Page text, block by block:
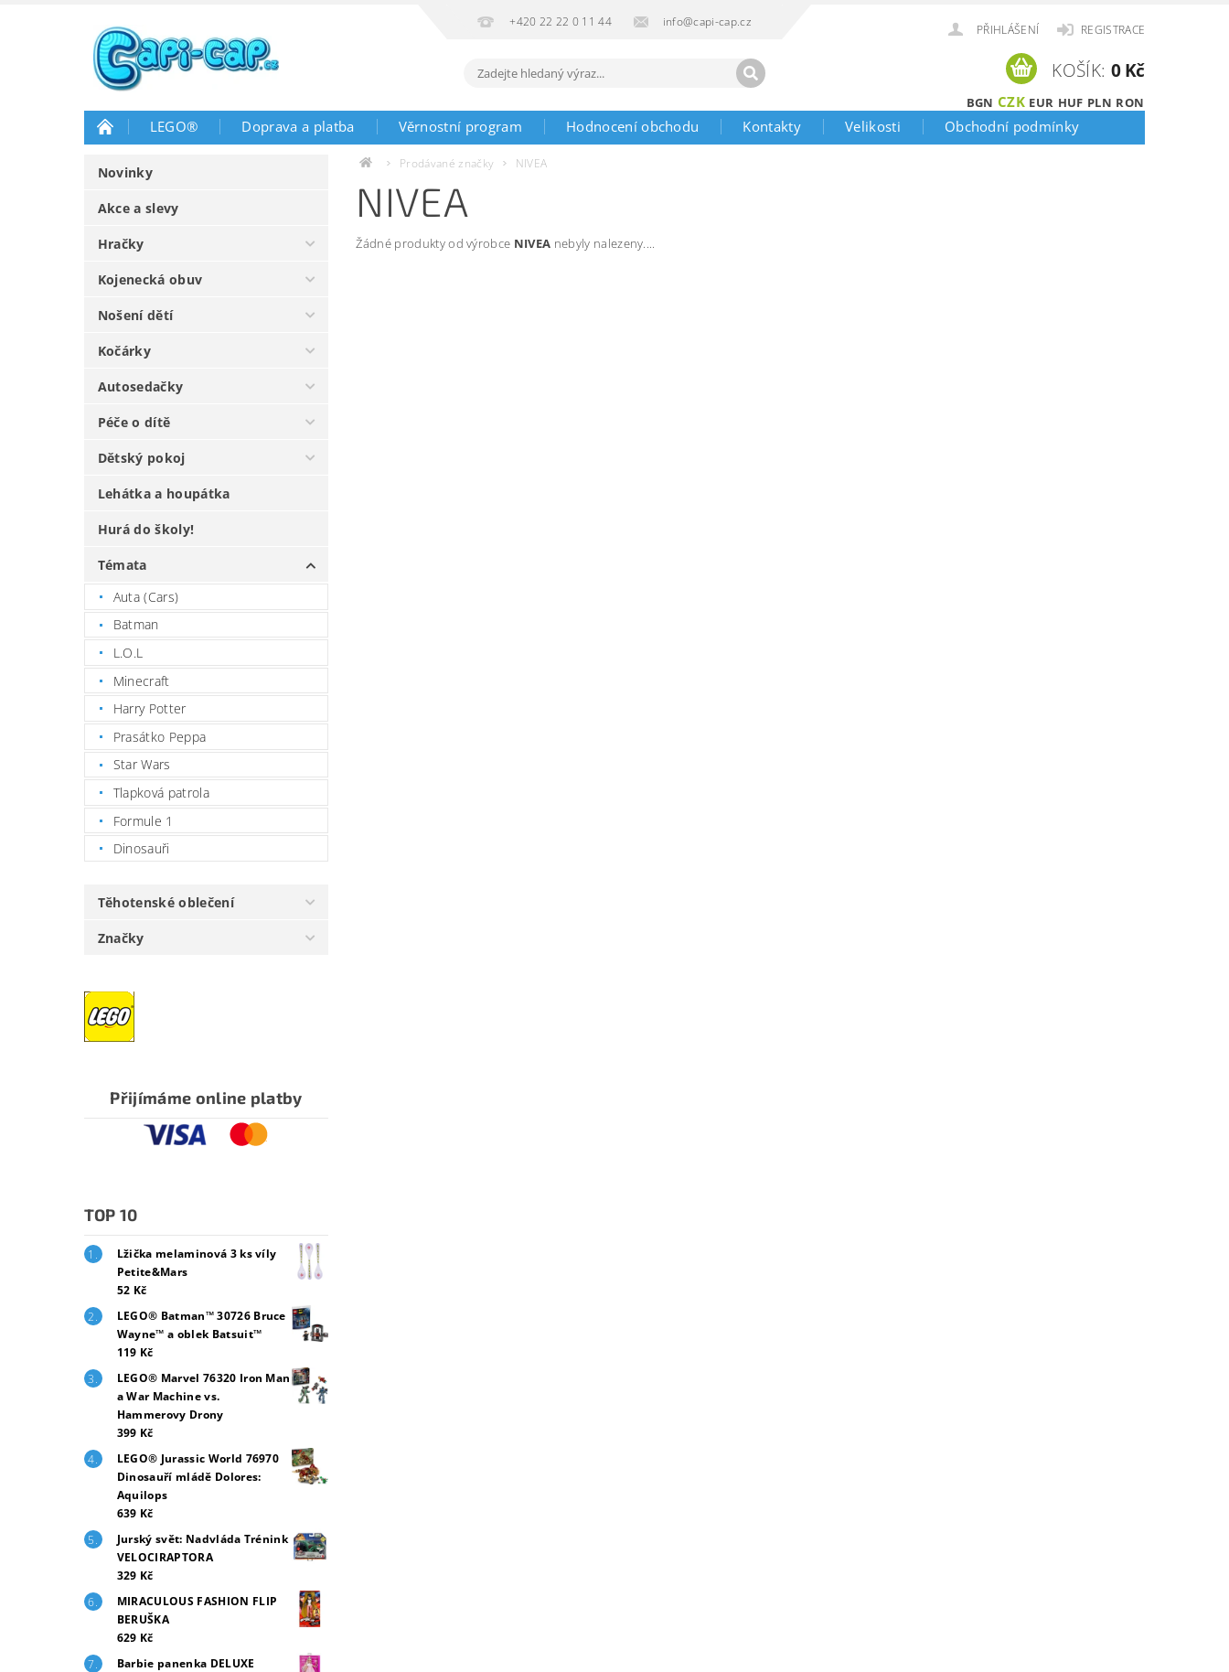
+420 22 22 0 11 44 info@capi-cap.cz
PŘIHLÁŠENÍ REGISTRACE
BGN CZK EUR HUF PLN RON
KOŠÍK: 0 Kč
LEGO® Doprava a platba Věrnostní program Hodnocení obchodu Kontakty Velikosti Obchodní podmínky
Novinky
Akce a slevy
Hračky
Kojenecká obuv
Nošení dětí
Kočárky
Autosedačky
Péče o dítě
Dětský pokoj
Lehátka a houpátka
Hurá do školy!
Témata
Auta (Cars)
Batman
L.O.L
Minecraft
Harry Potter
Prasátko Peppa
Star Wars
Tlapková patrola
Formule 1
Dinosauři
Těhotenské oblečení
Značky
Přijímáme online platby
TOP 10
Lžička melaminová 3 ks víly
Petite&Mars
52 Kč
LEGO® Batman™ 30726 Bruce
Wayne™ a oblek Batsuit™
119 Kč
LEGO® Marvel 76320 Iron Man
a War Machine vs.
Hammerovy Drony
399 Kč
LEGO® Jurassic World 76970
Dinosauří mládě Dolores:
Aquilops
639 Kč
Jurský svět: Nadvláda Trénink
VELOCIRAPTORA
329 Kč
MIRACULOUS FASHION FLIP
BERUŠKA
629 Kč
Barbie panenka DELUXE
Prodávané značky NIVEA
NIVEA
Žádné produkty od výrobce NIVEA nebyly nalezeny....